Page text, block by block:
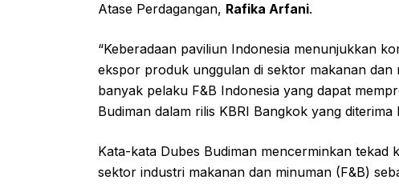
Atase Perdagangan, Rafika Arfani.
“Keberadaan paviliun Indonesia menunjukkan
ekspor produk unggulan di sektor makanan
banyak pelaku F&B Indonesia yang dapat
Budiman dalam rilis KBRI Bangkok yang diterima
Kata-kata Dubes Budiman mencerminkan tekad
sektor industri makanan dan minuman (F&B)